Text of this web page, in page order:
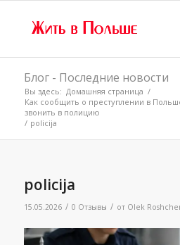
Блог - Последние новости
Вы здесь: Домашняя страница /
Как сообщить о преступлении в
звонить в полицию
/ policija
policija
15.05.2026 / 0 Отзывы / от Olek